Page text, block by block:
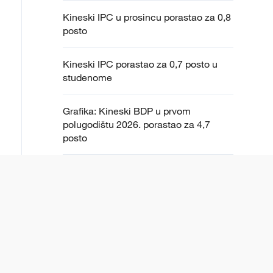
Kineski IPC u prosincu porastao za 0,8
posto
Kineski IPC porastao za 0,7 posto u
studenome
Grafika: Kineski BDP u prvom
polugodištu 2026. porastao za 4,7
posto